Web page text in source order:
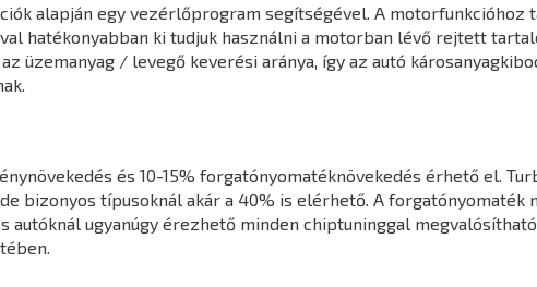
alapján egy vezérlőprogram segítségével. A motorfunkcióhoz
hatékonyabban ki tudjuk használni a motorban lévő rejtett
üzemanyag / levegő keverési aránya, így az autó
és 10-15% forgatónyomatéknövekedés érhető el.
bizonyos típusoknál akár a 40% is elérhető. A forgatónyomaték
autóknál ugyanúgy érezhető minden chiptuninggal